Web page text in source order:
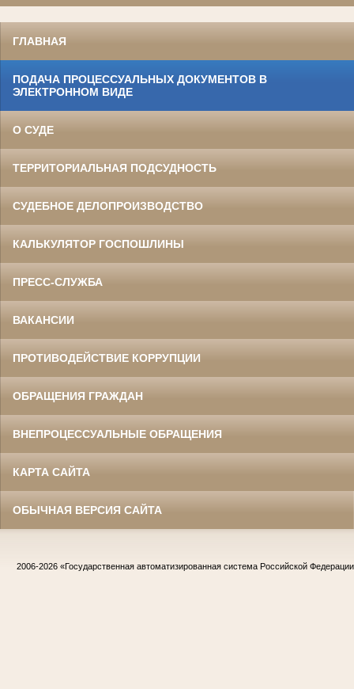
ГЛАВНАЯ
ПОДАЧА ПРОЦЕССУАЛЬНЫХ ДОКУМЕНТОВ В
ЭЛЕКТРОННОМ ВИДЕ
О СУДЕ
ТЕРРИТОРИАЛЬНАЯ ПОДСУДНОСТЬ
СУДЕБНОЕ ДЕЛОПРОИЗВОДСТВО
КАЛЬКУЛЯТОР ГОСПОШЛИНЫ
ПРЕСС-СЛУЖБА
ВАКАНСИИ
ПРОТИВОДЕЙСТВИЕ КОРРУПЦИИ
ОБРАЩЕНИЯ ГРАЖДАН
ВНЕПРОЦЕССУАЛЬНЫЕ ОБРАЩЕНИЯ
КАРТА САЙТА
ОБЫЧНАЯ ВЕРСИЯ САЙТА
2006-2026 «Государственная автоматизированная система Российской